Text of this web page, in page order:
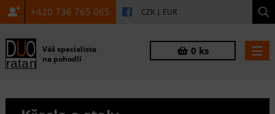
+420 736 765 065 CZK | EUR
Váš specialista
na pohodlí
0 ks